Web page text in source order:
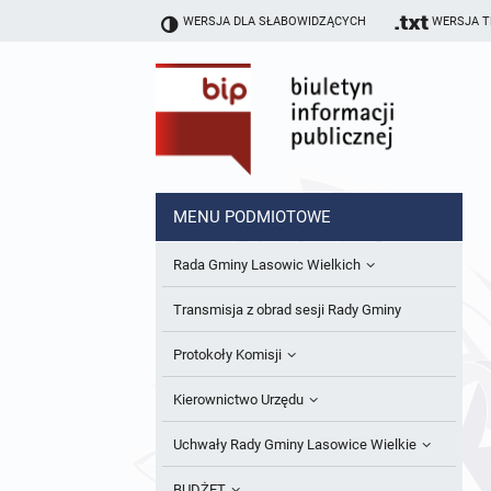
WERSJA DLA SŁABOWIDZĄCYCH WERSJA
MENU PODMIOTOWE
Rada Gminy Lasowic Wielkich
Sesje Rady Gminy
Skład Rady Gminy
Interpelacje i Zapytania Radnych
Komisje Rady Gminy i informacja o
Transmisja z obrad sesji Rady Gminy
Protokoły Komisji
Komisja Budżetu i Finansów
Komisja Oświatowa
Kierownictwo Urzędu
Wójt
Uchwały Rady Gminy Lasowice Wielkie